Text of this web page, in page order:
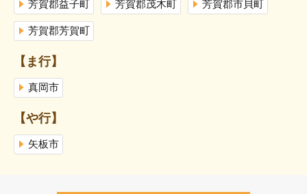
芳賀郡益子町 芳賀郡茂木町 芳賀郡市貝町
芳賀郡芳賀町
【ま行】
真岡市
【や行】
矢板市